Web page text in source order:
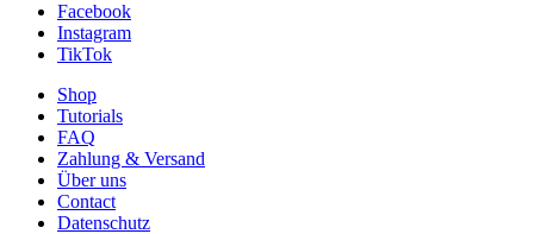
Facebook
Instagram
TikTok
Shop
Tutorials
FAQ
Zahlung & Versand
Über uns
Contact
Datenschutz